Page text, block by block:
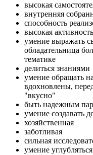
высокая
внутренняя
способность
высокая активность
умение выражать
обладательница
тематике
делиться знаниями
умение обращать
вдохновлены,
"вкусно"
быть надежным
умение создавать
хозяйственная
заботливая
сильная
умение